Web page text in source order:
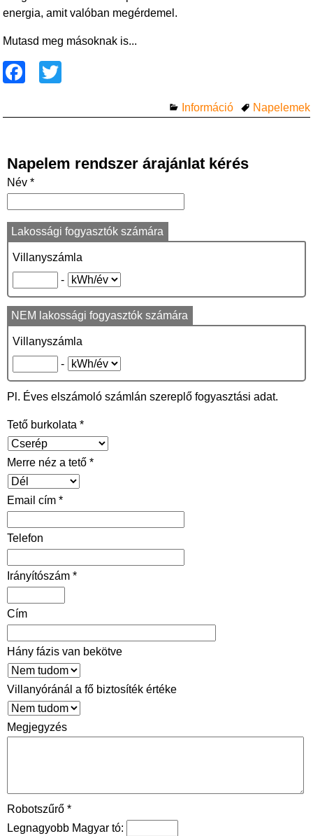
energia, amit valóban megérdemel.
Mutasd meg másoknak is...
c
b
o
o
k
tt
Információ Napelemek
Napelem rendszer árajánlat kérés
Név *
Lakossági fogyasztók számára
Villanyszámla
-
NEM lakossági fogyasztók számára
Villanyszámla
-
Pl. Éves elszámoló számlán szereplő fogyasztási adat.
Tető burkolata *
Merre néz a tető *
Email cím *
Telefon
Irányítószám *
Cím
Hány fázis van bekötve
Villanyóránál a fő biztosíték értéke
Megjegyzés
Robotszűrő *
Legnagyobb Magyar tó: